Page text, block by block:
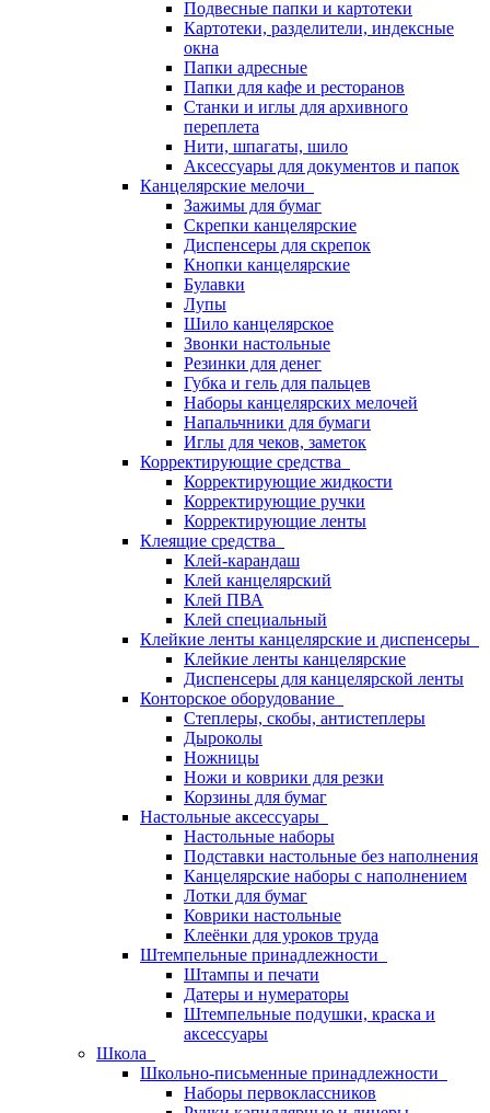
Подвесные папки и картотеки
Картотеки, разделители, индексные
окна
Папки адресные
Папки для кафе и ресторанов
Станки и иглы для архивного
переплета
Нити, шпагаты, шило
Аксессуары для документов и папок
Канцелярские мелочи
Зажимы для бумаг
Скрепки канцелярские
Диспенсеры для скрепок
Кнопки канцелярские
Булавки
Лупы
Шило канцелярское
Звонки настольные
Резинки для денег
Губка и гель для пальцев
Наборы канцелярских мелочей
Напальчники для бумаги
Иглы для чеков, заметок
Корректирующие средства
Корректирующие жидкости
Корректирующие ручки
Корректирующие ленты
Клеящие средства
Клей-карандаш
Клей канцелярский
Клей ПВА
Клей специальный
Клейкие ленты канцелярские и диспенсеры
Клейкие ленты канцелярские
Диспенсеры для канцелярской ленты
Конторское оборудование
Степлеры, скобы, антистеплеры
Дыроколы
Ножницы
Ножи и коврики для резки
Корзины для бумаг
Настольные аксессуары
Настольные наборы
Подставки настольные без наполнения
Канцелярские наборы с наполнением
Лотки для бумаг
Коврики настольные
Клеёнки для уроков труда
Штемпельные принадлежности
Штампы и печати
Датеры и нумераторы
Штемпельные подушки, краска и
аксессуары
Школа
Школьно-письменные принадлежности
Наборы первоклассников